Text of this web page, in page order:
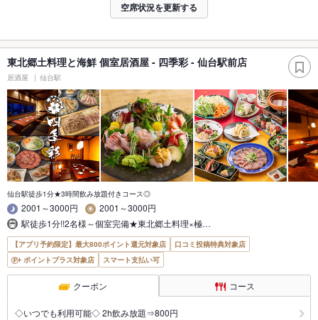
空席状況を更新する
東北郷土料理と海鮮 個室居酒屋 - 四季彩 - 仙台駅前店
居酒屋 仙台駅
仙台駅徒歩1分★3時間飲み放題付きコース◎
2001～3000円
2001～3000円
駅徒歩1分!!2名様～個室完備★東北郷土料理×極…
【アプリ予約限定】最大800ポイント還元対象店
口コミ投稿特典対象店
ポイントプラス対象店
スマート支払い可
クーポン コース
◇いつでも利用可能◇ 2h飲み放題⇒800円